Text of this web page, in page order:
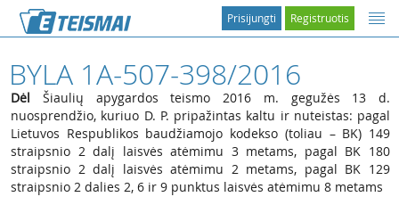
Registruotis
Prisijungti
BYLA 1A-507-398/2016
Dėl Šiaulių apygardos teismo 2016 m. gegužės 13 d.
nuosprendžio, kuriuo D. P. pripažintas kaltu ir nuteistas: pagal
Lietuvos Respublikos baudžiamojo kodekso (toliau – BK) 149
straipsnio 2 dalį laisvės atėmimu 3 metams, pagal BK 180
straipsnio 2 dalį laisvės atėmimu 2 metams, pagal BK 129
straipsnio 2 dalies 2, 6 ir 9 punktus laisvės atėmimu 8 metams